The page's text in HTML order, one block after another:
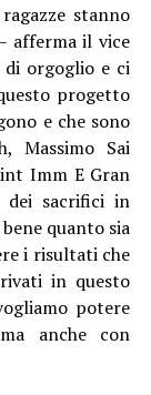
stanno
afferma il vice
di orgoglio e ci
progetto
e che sono
Massimo Sai
Imm E Gran
dei sacrifici in
quanto sia
i risultati che
in questo
potere
anche con